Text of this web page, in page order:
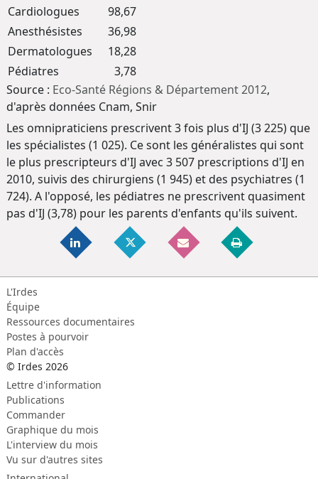
Cardiologues
98,67
Anesthésistes
36,98
Dermatologues
18,28
Pédiatres
3,78
Source : Eco-Santé Régions & Département 2012,
d'après données Cnam, Snir
Les omnipraticiens prescrivent 3 fois plus d'IJ (3 225) que
les spécialistes (1 025). Ce sont les généralistes qui sont
le plus prescripteurs d'IJ avec 3 507 prescriptions d'IJ en
2010, suivis des chirurgiens (1 945) et des psychiatres (1
724). A l'opposé, les pédiatres ne prescrivent quasiment
pas d'IJ (3,78) pour les parents d'enfants qu'ils suivent.
L'Irdes
Équipe
Ressources documentaires
Postes à pourvoir
Plan d'accès
© Irdes 2026
Lettre d'information
Publications
Commander
Graphique du mois
L'interview du mois
Vu sur d'autres sites